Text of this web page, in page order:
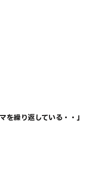
を繰り返している・・」